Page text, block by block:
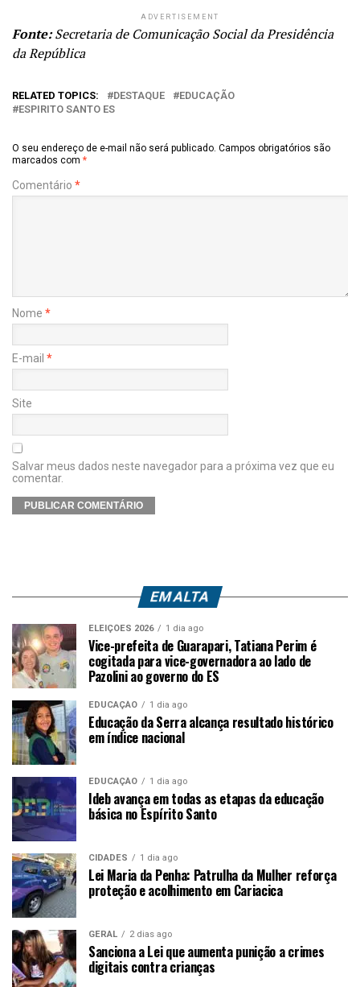
ADVERTISEMENT
Fonte:Secretaria de Comunicação Social da Presidência
da República
RELATED TOPICS: DESTAQUE
EDUCAÇÃO
ESPIRITO SANTO ES
O seu endereço de e-mail não será publicado. Campos obrigatórios são
marcados com *
Comentário *
Nome *
E-mail *
Site
Salvar meus dados neste navegador para a próxima vez que eu
comentar.
EM ALTA
ELEIÇÕES 2026 1 dia ago
Vice-prefeita de Guarapari, Tatiana Perim é
cogitada para vice-governadora ao lado de
Pazolini ao governo do ES
EDUCAÇÃO 1 dia ago
Educação da Serra alcança resultado histórico
em índice nacional
EDUCAÇÃO 1 dia ago
Ideb avança em todas as etapas da educação
básica no Espírito Santo
CIDADES 1 dia ago
Lei Maria da Penha: Patrulha da Mulher reforça
proteção e acolhimento em Cariacica
GERAL 2 dias ago
Sanciona a Lei que aumenta punição a crimes
digitais contra crianças